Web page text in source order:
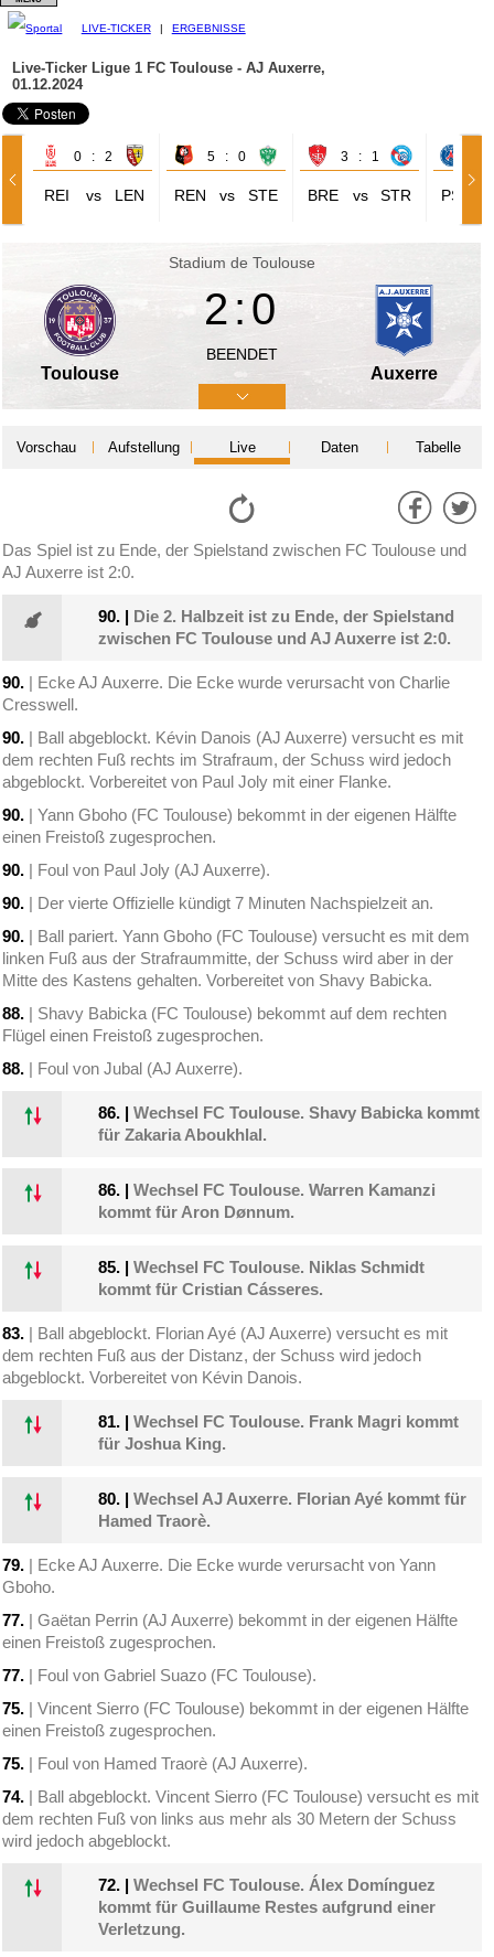
LIVE-TICKER | ERGEBNISSE
Live-Ticker Ligue 1 FC Toulouse - AJ Auxerre,
01.12.2024
0 : 2
REI vs LEN
5 : 0
REN vs STE
3 : 1
BRE vs STR PSG
Stadium de Toulouse
Toulouse
2:0
BEENDET
Auxerre
Vorschau Aufstellung Live Daten Tabelle
Das Spiel ist zu Ende, der Spielstand zwischen FC Toulouse und
AJ Auxerre ist 2:0.
90. | Die 2. Halbzeit ist zu Ende, der Spielstand
zwischen FC Toulouse und AJ Auxerre ist 2:0.
90. | Ecke AJ Auxerre. Die Ecke wurde verursacht von Charlie
Cresswell.
90. | Ball abgeblockt. Kévin Danois (AJ Auxerre) versucht es mit
dem rechten Fuß rechts im Strafraum, der Schuss wird jedoch
abgeblockt. Vorbereitet von Paul Joly mit einer Flanke.
90. | Yann Gboho (FC Toulouse) bekommt in der eigenen Hälfte
einen Freistoß zugesprochen.
90. | Foul von Paul Joly (AJ Auxerre).
90. | Der vierte Offizielle kündigt 7 Minuten Nachspielzeit an.
90. | Ball pariert. Yann Gboho (FC Toulouse) versucht es mit dem
linken Fuß aus der Strafraummitte, der Schuss wird aber in der
Mitte des Kastens gehalten. Vorbereitet von Shavy Babicka.
88. | Shavy Babicka (FC Toulouse) bekommt auf dem rechten
Flügel einen Freistoß zugesprochen.
88. | Foul von Jubal (AJ Auxerre).
86. |Wechsel FC Toulouse. Shavy Babicka kommt
für Zakaria Aboukhlal.
86. |Wechsel FC Toulouse. Warren Kamanzi
kommt für Aron Dønnum.
85. |Wechsel FC Toulouse. Niklas Schmidt
kommt für Cristian Cásseres.
83. | Ball abgeblockt. Florian Ayé (AJ Auxerre) versucht es mit
dem rechten Fuß aus der Distanz, der Schuss wird jedoch
abgeblockt. Vorbereitet von Kévin Danois.
81. |Wechsel FC Toulouse. Frank Magri kommt
für Joshua King.
80. |Wechsel AJ Auxerre. Florian Ayé kommt für
Hamed Traorè.
79. | Ecke AJ Auxerre. Die Ecke wurde verursacht von Yann
Gboho.
77. | Gaëtan Perrin (AJ Auxerre) bekommt in der eigenen Hälfte
einen Freistoß zugesprochen.
77. | Foul von Gabriel Suazo (FC Toulouse).
75. | Vincent Sierro (FC Toulouse) bekommt in der eigenen Hälfte
einen Freistoß zugesprochen.
75. | Foul von Hamed Traorè (AJ Auxerre).
74. | Ball abgeblockt. Vincent Sierro (FC Toulouse) versucht es mit
dem rechten Fuß von links aus mehr als 30 Metern der Schuss
wird jedoch abgeblockt.
72. |Wechsel FC Toulouse. Álex Domínguez
kommt für Guillaume Restes aufgrund einer
Verletzung.